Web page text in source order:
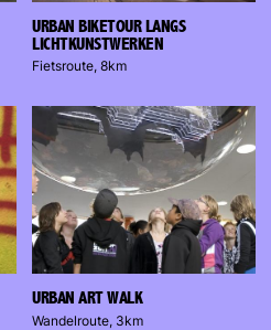
URBAN BIKETOUR LANGS
LICHTKUNSTWERKEN
Fietsroute, 8km
URBAN ART WALK
Wandelroute, 3km